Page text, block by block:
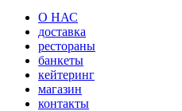
О НАС
доставка
рестораны
банкеты
кейтеринг
магазин
контакты